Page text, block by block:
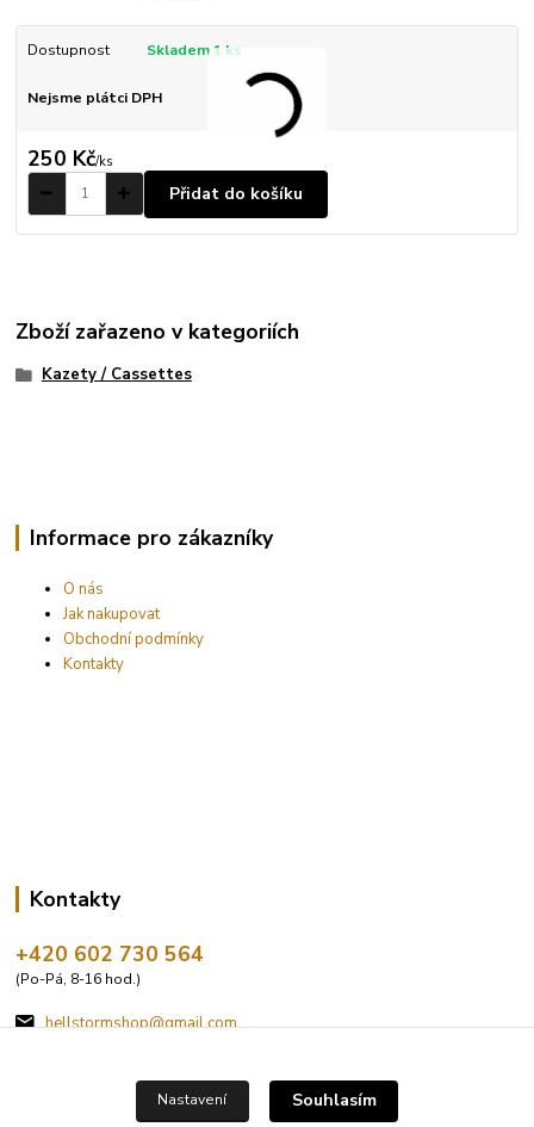
Dostupnost Skladem 1 ks
Nejsme plátci DPH
250 Kč/ks
Přidat do košíku
Zboží zařazeno v kategoriích
Kazety / Cassettes
Informace pro zákazníky
O nás
Jak nakupovat
Obchodní podmínky
Kontakty
Kontakty
+420 602 730 564
(Po-Pá, 8-16 hod.)
hellstormshop@gmail.com
Nastavení Souhlasím